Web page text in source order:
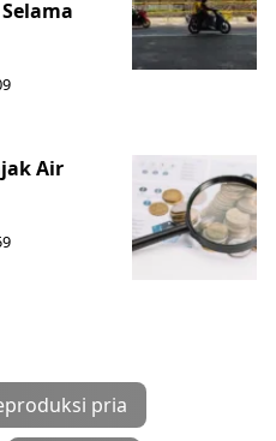
Air
pria